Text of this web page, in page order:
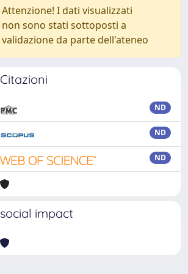
Attenzione! I dati visualizzati
non sono stati sottoposti a
validazione da parte dell'ateneo
Citazioni
ND
ND
ND
social impact